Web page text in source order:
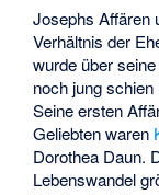
Josephs Affären
Verhältnis der
wurde über
noch jung
Seine ersten
Geliebten waren
Dorothea Daun.
Lebenswandel